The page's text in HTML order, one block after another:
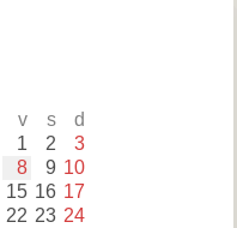
v s d
1 2 3
8 9 10
15 16 17
22 23 24